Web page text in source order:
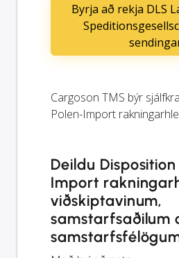
Byrja að rekja DLS
Cargoson TMS býr
Polen-Import
Deildu
Import
viðskiptavinum,
samstarfsaðilum